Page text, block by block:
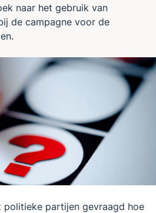
naar het gebruik van
de campagne voor de
politieke partijen gevraagd hoe